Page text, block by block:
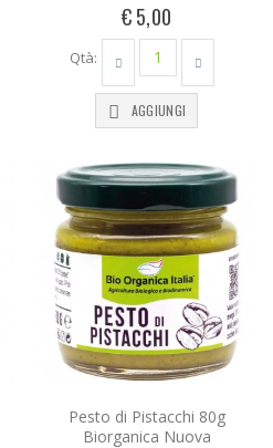
€ 5,00
Qtà:
AGGIUNGI
Pesto di Pistacchi 80g
Biorganica Nuova